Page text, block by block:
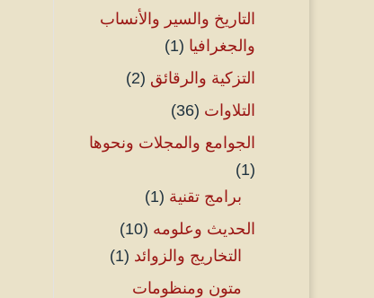
التاريخ والسير والأنساب
والجغرافيا (1)
التزكية والرقائق (2)
التلاوات (36)
الجوامع والمجلات ونحوها
(1)
برامج تقنية (1)
الحديث وعلومه (10)
التخاريج والزوائد (1)
متون ومنظومات